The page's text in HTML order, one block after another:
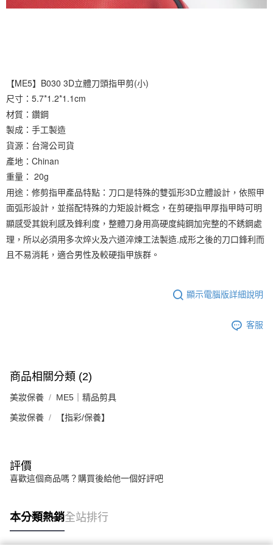
【ME5】B030 3D立體刀頭指甲剪(小)
尺寸：5.7*1.2*1.1cm
材質：鑽鋼
製成：手工製造
貨源：台灣公司貨
產地：Chinan
重量： 20g
用途：修剪指甲產品特點：刀口是特殊的雙弧形3D立體設計，依照甲
面弧形設計，並搭配特殊的力矩設計概念，在剪硬指甲厚指甲時可明
顯感受其銳利感及鋒利度，整體刀身用高硬度純鋼加完整的不銹鋼處
理，所以必須用多次焠火及六道淬煉工法製造.成形之後的刀口鋒利而
且不易消耗，適合男性及較硬指甲族群。
顯示電腦版詳細說明
客服
商品相關分類 (2)
美妝保養 ME5｜精品剪具
美妝保養 【指彩/保養】
評價
喜歡這個商品嗎？購買後給他一個好評吧
本分類熱銷全站排行